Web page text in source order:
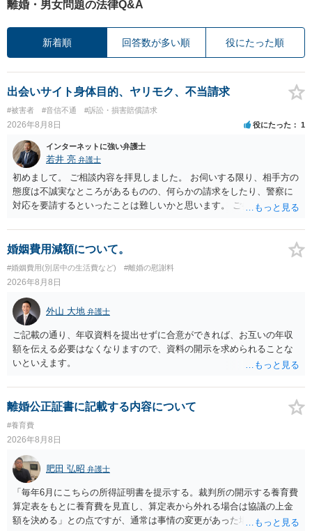
離婚・男女問題の法律Q&A
新着順 回答数が多い順 役にたった順
出会いサイト身体目的、ヤリモク、不当請求
#被害者 #音信不通 #訴訟・損害賠償請求
2026年8月8日 役にたった 1
インターネットに強い弁護士
若井 亮 弁護士
初めまして。 ご相談内容を拝見しました。 お伺いする限り、相手方の
態度は不誠実なところがあるものの、何らかの請求をしたり、警察に
対応を要請するといったことは難しいかと思います。 ご参考になれば
婚姻費用減額について。
#婚姻費用(別居中の生活費など) #離婚の慰謝料
2026年8月8日
外山 大地 弁護士
ご記載の通り、年収資料を提出せずに合意ができれば、お互いの年収
額を伝える必要はなくなりますので、資料の開示を求められることな
いといえます。
離婚公正証書に記載する内容について
#養育費
2026年8月8日
肥田 弘昭 弁護士
「毎年6月にこちらの所得証明書を提示する。裁判所の開示する養育費
算定表をもとに養育費を見直し、算定表から外れる場合は協議の上金
額を決める」との点ですが、通常は事情の変更があった場合に変更し